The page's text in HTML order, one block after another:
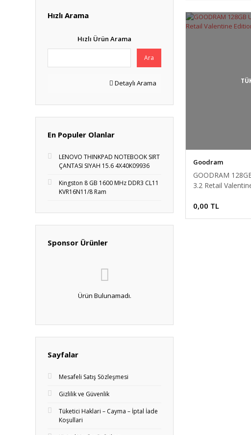
Hızlı Arama
Hızlı Ürün Arama
Ara
Detaylı Arama
En Populer Olanlar
LENOVO THINKPAD NOTEBOOK SIRT
ÇANTASI SIYAH 15.6 4X40K09936
Kingston 8 GB 1600 MHz DDR3 CL11
KVR16N11/8 Ram
Sponsor Ürünler
Ürün Bulunamadı.
Sayfalar
Mesafeli Satış Sözleşmesi
Gizlilik ve Güvenlik
Tüketici Haklari – Cayma – İptal İade
Koşullari
Goodram
GOODRAM
3.2 Retail
0,00 TL